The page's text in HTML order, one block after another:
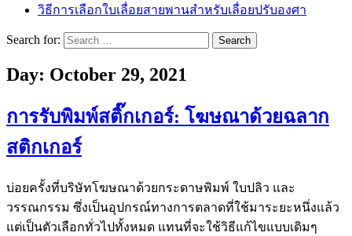
วิธีการเลือกใบเลื่อยสายพานสำหรับเลื่อยปรับองศา
Search for:
Day: October 29, 2021
การรับพิมพ์สติ๊กเกอร์: โฆษณาด้วยฉลาก
สติกเกอร์
บ่อยครั้งที่บริษัทโฆษณาด้วยกระดาษพิมพ์ ใบปลิว และ
วรรณกรรม ซึ่งเป็นอุปกรณ์ทางการตลาดที่ใช้มาระยะหนึ่งแล้ว
แต่เป็นตัวเลือกทั่วไปทั้งหมด แทนที่จะใช้วิธีแก้ไขแบบเดิมๆ